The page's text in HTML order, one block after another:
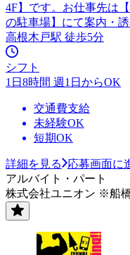
4F】です。お仕事先は
の駐車場】にて案内・
高根木戸駅 徒歩5分
シフト
1日8時間 週1日からOK
交通費支給
未経験OK
短期OK
詳細を見る
応募画面に
アルバイト・パート
株式会社ユニオン ※船